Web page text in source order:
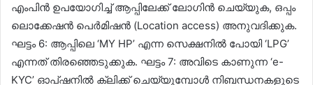
എംപിൻ ഉപയോഗിച്ച് ആപ്പിലേക്ക് ലോഗിൻ ചെയ്യുക, ഒപ്പം
ലൊക്കേഷൻ പെർമിഷൻ (Location access) അനുവദിക്കുക.
ഘട്ടം 6: ആപ്പിലെ ‘MY HP’ എന്ന സെക്ഷനിൽ പോയി ‘LPG’
എന്നത് തിരഞ്ഞെടുക്കുക. ഘട്ടം 7: അവിടെ കാണുന്ന ‘e-
KYC’ ഓപ്ഷനിൽ ക്ലിക്ക് ചെയ്യുമ്പോൾ നിബന്ധനകളുടെ